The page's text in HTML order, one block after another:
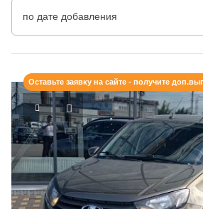
по дате добавления
Оставьте заявку на сайте - получите